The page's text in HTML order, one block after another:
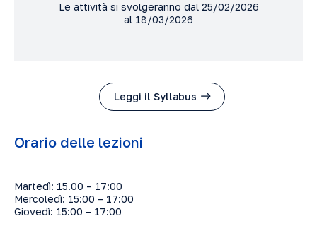
Le attività si svolgeranno dal 25/02/2026
al 18/03/2026
Leggi il Syllabus
Orario delle lezioni
Martedì: 15.00 – 17:00
Mercoledì: 15:00 – 17:00
Giovedì: 15:00 – 17:00